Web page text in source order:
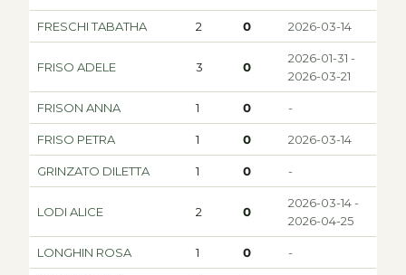
FRESCHI TABATHA 2 0 2026-03-14
FRISO ADELE 3 0
2026-01-31 -
2026-03-21
FRISON ANNA 1 0 -
FRISO PETRA 1 0 2026-03-14
GRINZATO DILETTA 1 0 -
LODI ALICE 2 0
2026-03-14 -
2026-04-25
LONGHIN ROSA 1 0 -